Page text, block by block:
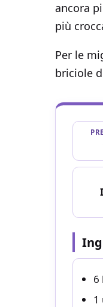
ancora
più
Per le
briciole
6
1